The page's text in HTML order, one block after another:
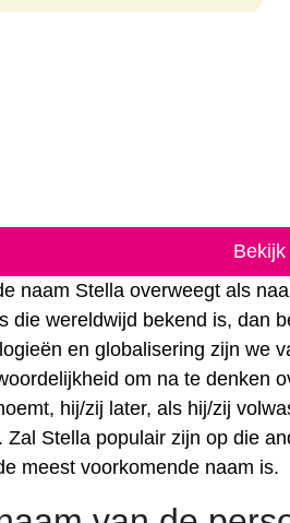
naam Stella overweegt als
die wereldwijd bekend is, dan
en globalisering zijn we
om na te denken
hij/zij later, als hij/zij
Zal Stella populair zijn op die
meest voorkomende naam is.